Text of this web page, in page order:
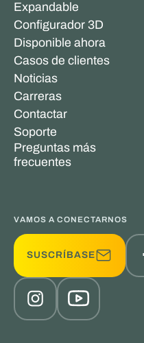
Expandable
Configurador 3D
Disponible ahora
Casos de clientes
Noticias
Carreras
Contactar
Soporte
Preguntas más
frecuentes
VAMOS A CONECTARNOS
SUSCRÍBASE